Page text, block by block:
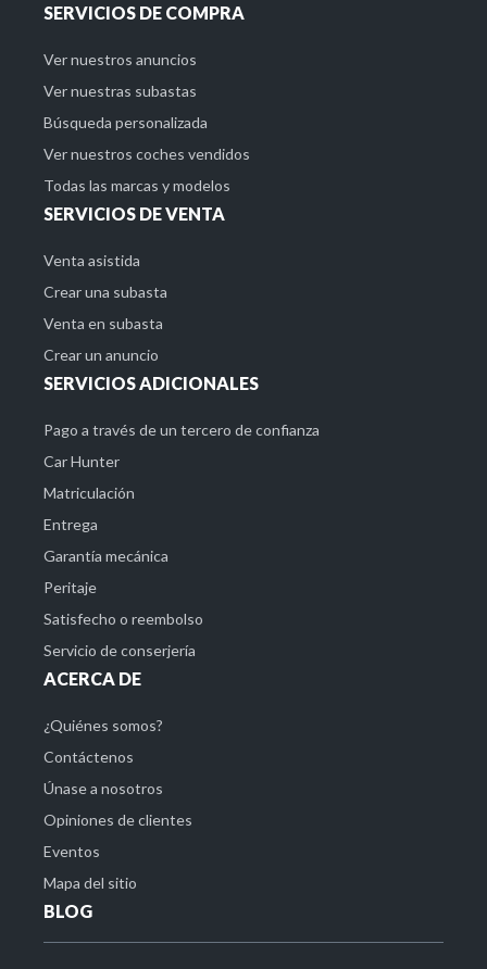
SERVICIOS DE COMPRA
Ver nuestros anuncios
Ver nuestras subastas
Búsqueda personalizada
Ver nuestros coches vendidos
Todas las marcas y modelos
SERVICIOS DE VENTA
Venta asistida
Crear una subasta
Venta en subasta
Crear un anuncio
SERVICIOS ADICIONALES
Pago a través de un tercero de confianza
Car Hunter
Matriculación
Entrega
Garantía mecánica
Peritaje
Satisfecho o reembolso
Servicio de conserjería
ACERCA DE
¿Quiénes somos?
Contáctenos
Únase a nosotros
Opiniones de clientes
Eventos
Mapa del sitio
BLOG